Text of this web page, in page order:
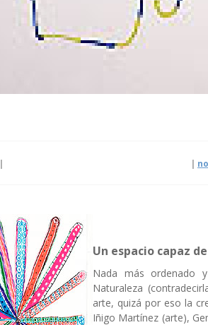
| |
Un espacio capaz
Nada más ordenado
Naturaleza
arte, quizá por eso la
Iñigo Martínez (arte),